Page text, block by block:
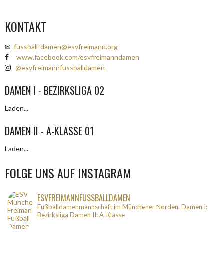
KONTAKT
✉ fussball-damen@esvfreimann.org
www.facebook.com/esvfreimanndamen
@esvfreimannfussballdamen
DAMEN I - BEZIRKSLIGA 02
Laden...
DAMEN II - A-KLASSE 01
Laden...
FOLGE UNS AUF INSTAGRAM
ESVFREIMANNFUSSBALLDAMEN
Fußballdamenmannschaft im Münchener Norden. Damen I:
Bezirksliga Damen II: A-Klasse